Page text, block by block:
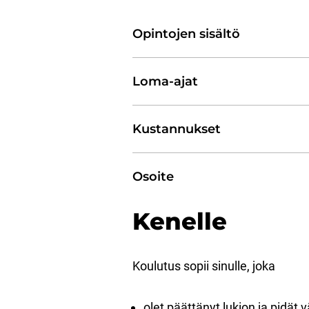
Opintojen sisältö
Loma-ajat
Kustannukset
Osoite
Kenelle
Koulutus sopii sinulle, joka